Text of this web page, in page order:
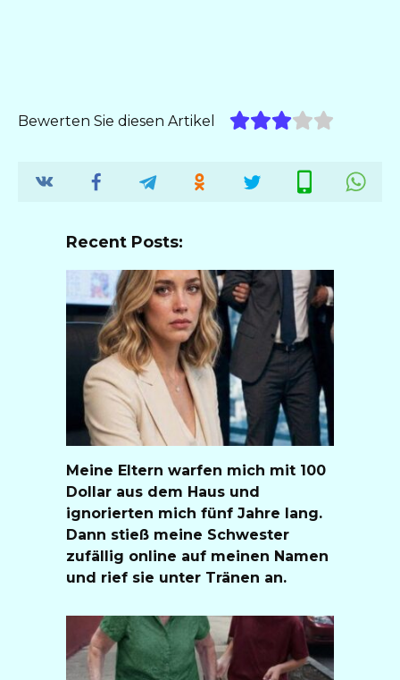
Bewerten Sie diesen Artikel
Recent Posts:
Meine Eltern warfen mich mit 100
Dollar aus dem Haus und
ignorierten mich fünf Jahre lang.
Dann stieß meine Schwester
zufällig online auf meinen Namen
und rief sie unter Tränen an.